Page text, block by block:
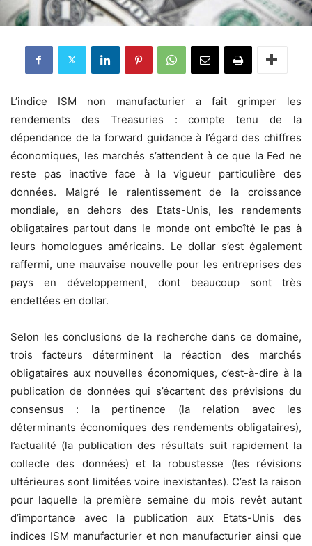
L’indice ISM non manufacturier a fait grimper les
rendements des Treasuries : compte tenu de la
dépendance de la forward guidance à l’égard des chiffres
économiques, les marchés s’attendent à ce que la Fed ne
reste pas inactive face à la vigueur particulière des
données. Malgré le ralentissement de la croissance
mondiale, en dehors des Etats-Unis, les rendements
obligataires partout dans le monde ont emboîté le pas à
leurs homologues américains. Le dollar s’est également
raffermi, une mauvaise nouvelle pour les entreprises des
pays en développement, dont beaucoup sont très
endettées en dollar.
Selon les conclusions de la recherche dans ce domaine,
trois facteurs déterminent la réaction des marchés
obligataires aux nouvelles économiques, c’est-à-dire à la
publication de données qui s’écartent des prévisions du
consensus : la pertinence (la relation avec les
déterminants économiques des rendements obligataires),
l’actualité (la publication des résultats suit rapidement la
collecte des données) et la robustesse (les révisions
ultérieures sont limitées voire inexistantes). C’est la raison
pour laquelle la première semaine du mois revêt autant
d’importance avec la publication aux Etats-Unis des
indices ISM manufacturier et non manufacturier ainsi que